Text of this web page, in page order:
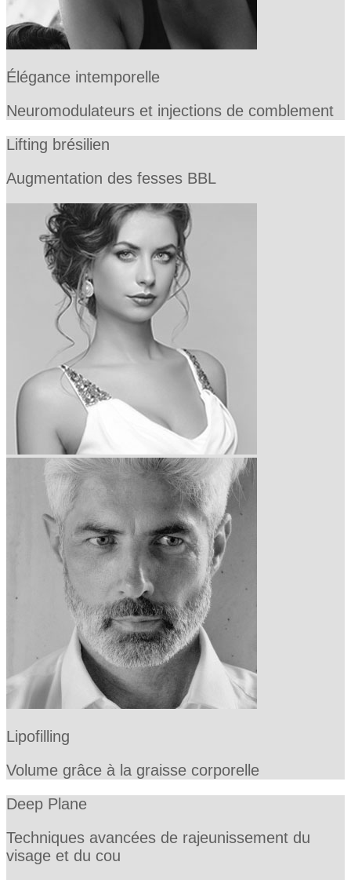
Élégance intemporelle
Neuromodulateurs et injections de comblement
Lifting brésilien
Augmentation des fesses BBL
Lipofilling
Volume grâce à la graisse corporelle
Deep Plane
Techniques avancées de rajeunissement du
visage et du cou